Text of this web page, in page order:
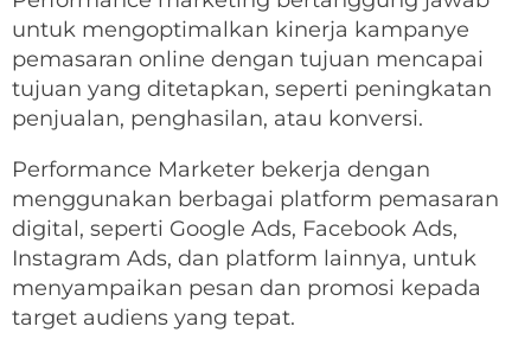
untuk mengoptimalkan kinerja kampanye
pemasaran online dengan tujuan mencapai
tujuan yang ditetapkan, seperti peningkatan
penjualan, penghasilan, atau konversi.
Performance Marketer bekerja dengan
menggunakan berbagai platform pemasaran
digital, seperti Google Ads, Facebook Ads,
Instagram Ads, dan platform lainnya, untuk
menyampaikan pesan dan promosi kepada
target audiens yang tepat.